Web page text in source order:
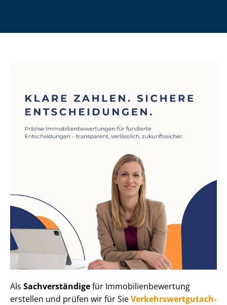
Als Sachverständigefür Im­mo­bi­li­en­be­wer­tung
erstellen und prüfen wir für SieVer­kehrs­wert­gut­ach­